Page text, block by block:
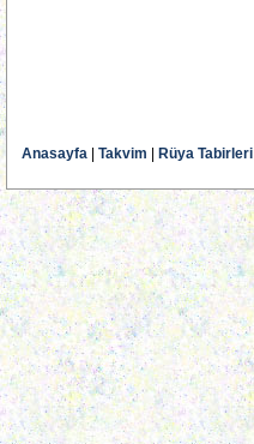
Anasayfa Takvim Rüya Tabirleri